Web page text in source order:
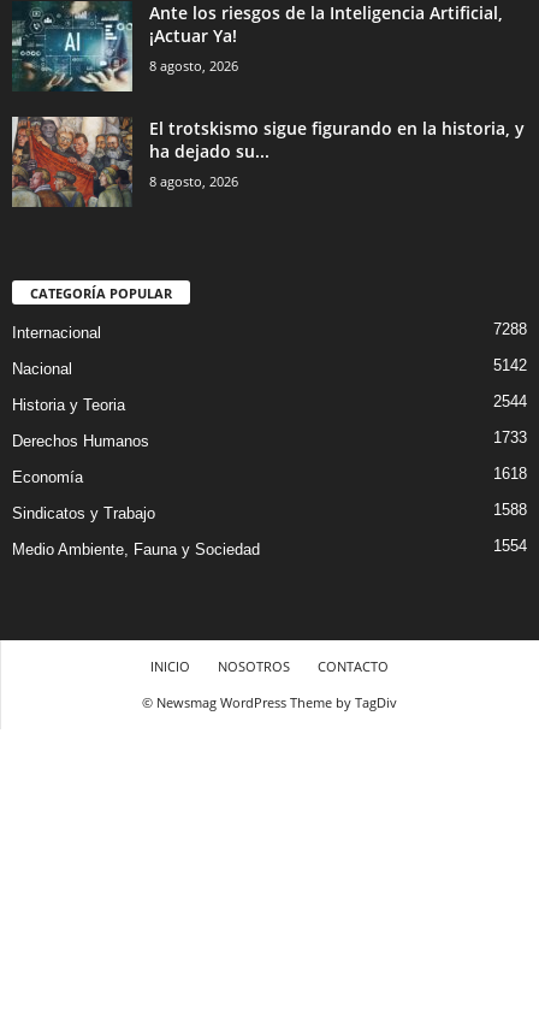
Ante los riesgos de la Inteligencia Artificial,
¡Actuar Ya!
8 agosto, 2026
El trotskismo sigue figurando en la historia, y
ha dejado su...
8 agosto, 2026
CATEGORÍA POPULAR
Internacional 7288
Nacional 5142
Historia y Teoria 2544
Derechos Humanos 1733
Economía 1618
Sindicatos y Trabajo 1588
Medio Ambiente, Fauna y Sociedad 1554
INICIO NOSOTROS
CONTACTO
© Newsmag WordPress Theme by TagDiv